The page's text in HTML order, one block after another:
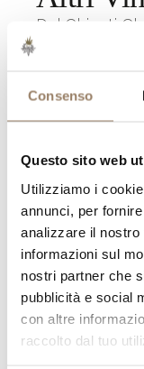
Consenso
Questo sito web
Utilizziamo i
annunci, per
analizzare il
informazioni sul
nostri partner che
pubblicità e social
con altre
raccolto dal tuo
Dal Chianti
varietà